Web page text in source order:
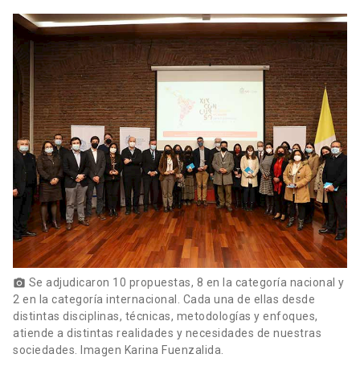
Padres y familia
launch
Medios Biblioteca launch
Donaciones launch
photo_camera Se adjudicaron 10 propuestas, 8 en la categoría nacional y
2 en la categoría internacional. Cada una de ellas desde
distintas disciplinas, técnicas, metodologías y enfoques,
atiende a distintas realidades y necesidades de nuestras
sociedades. Imagen Karina Fuenzalida.